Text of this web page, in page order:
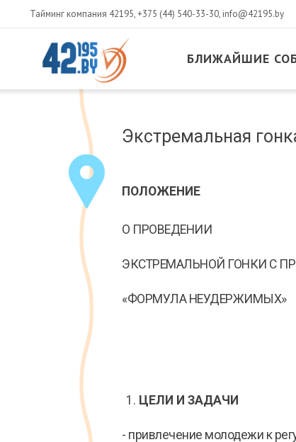
Тайминг компания 42195,+375 (44) 540-33-30, info@42195.by
БЛИЖАЙШИЕ
CONTENT
14,
Экстремальная
ПОЛОЖЕНИЕ
О ПРОВЕДЕНИИ
ЭКСТРЕМАЛЬНОЙ ГОНКИ С
«ФОРМУЛА НЕУДЕРЖИМЫХ»
ЦЕЛИ И ЗАДАЧИ
- привлечение молодежи к